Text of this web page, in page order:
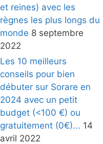
et reines) avec les
règnes les plus longs du
monde 8 septembre
2022
Les 10 meilleurs
conseils pour bien
débuter sur Sorare en
2024 avec un petit
budget (<100 €) ou
gratuitement (0€)... 14
avril 2022